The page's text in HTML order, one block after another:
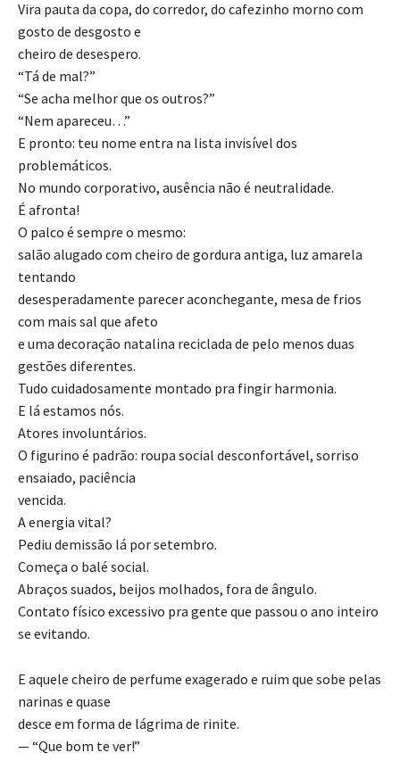
Vira pauta da copa, do corredor, do cafezinho morno com
gosto de desgosto e
cheiro de desespero.
“Tá de mal?”
“Se acha melhor que os outros?”
“Nem apareceu…”
E pronto: teu nome entra na lista invisível dos
problemáticos.
No mundo corporativo, ausência não é neutralidade.
É afronta!
O palco é sempre o mesmo:
salão alugado com cheiro de gordura antiga, luz amarela
tentando
desesperadamente parecer aconchegante, mesa de frios
com mais sal que afeto
e uma decoração natalina reciclada de pelo menos duas
gestões diferentes.
Tudo cuidadosamente montado pra fingir harmonia.
E lá estamos nós.
Atores involuntários.
O figurino é padrão: roupa social desconfortável, sorriso
ensaiado, paciência
vencida.
A energia vital?
Pediu demissão lá por setembro.
Começa o balé social.
Abraços suados, beijos molhados, fora de ângulo.
Contato físico excessivo pra gente que passou o ano inteiro
se evitando.
E aquele cheiro de perfume exagerado e ruim que sobe pelas
narinas e quase
desce em forma de lágrima de rinite.
— “Que bom te ver!”